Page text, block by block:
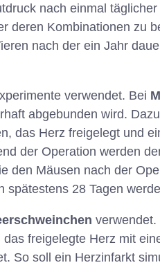
nach einmal
deren Kombinationen zu
nach der ein Jahr
verwendet. Bei
abgebunden wird.
das Herz freigelegt und
der Operation werden
den Mäusen nach der
28 Tagen
verwendet.
freigelegte Herz mit
So soll ein Herzinfarkt